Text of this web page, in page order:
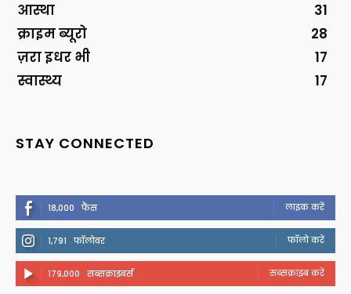
आस्था
31
क्राइम ब्यूरो
28
ज़रा इधर भी
17
स्वास्थ्य
17
STAY CONNECTED
18,000 फैंस लाइक करें
1,791 फॉलोवर फॉलो करें
179,000 सब्सक्राइबर्स सब्सक्राइब करें